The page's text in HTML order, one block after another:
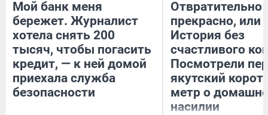
Мой банк меня
бережет. Журналист
хотела снять 200
тысяч, чтобы погасить
кредит, — к ней домой
приехала служба
безопасности
Отвратительно
прекрасно, или
История без
счастливого
Посмотрели
якутский
метр о
насилии